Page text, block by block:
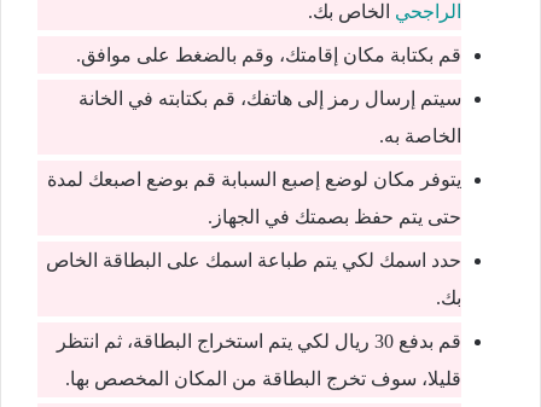
الراجحي الخاص بك.
قم بكتابة مكان إقامتك، وقم بالضغط على موافق.
سيتم إرسال رمز إلى هاتفك، قم بكتابته في الخانة
الخاصة به.
يتوفر مكان لوضع إصبع السبابة قم بوضع اصبعك لمدة
حتى يتم حفظ بصمتك في الجهاز.
حدد اسمك لكي يتم طباعة اسمك على البطاقة الخاص
بك.
قم بدفع 30 ريال لكي يتم استخراج البطاقة، ثم انتظر
قليلا، سوف تخرج البطاقة من المكان المخصص بها.